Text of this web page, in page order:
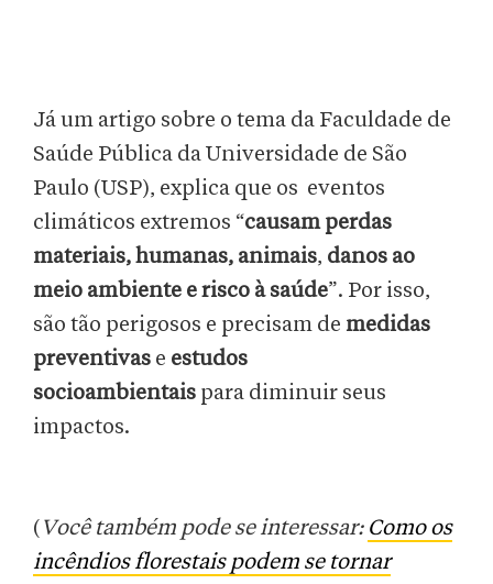
Já um artigo sobre o tema da Faculdade de
Saúde Pública da Universidade de São
Paulo (USP), explica que os eventos
climáticos extremos “causam perdas
materiais, humanas, animais, danos ao
meio ambiente e risco à saúde”. Por isso,
são tão perigosos e precisam de medidas
preventivas e estudos
socioambientais para diminuir seus
impactos.
( Você também pode se interessar: Como os
incêndios florestais podem se tornar